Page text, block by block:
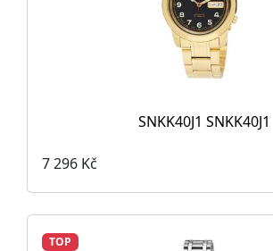
SNKK40J1 SNKK40J1
7 296 Kč
TOP